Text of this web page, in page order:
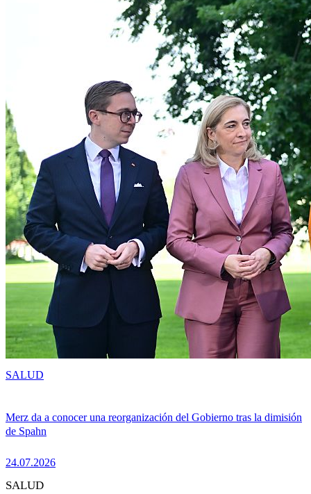
Merz da a conocer una reorganización del Gobierno tras la dimisión
de Spahn
24.07.2026
SALUD
SALUD